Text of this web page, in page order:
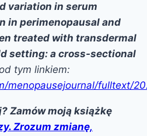
variation in serum
in perimenopausal and
treated with transdermal
setting: a cross-sectional
tym linkiem:
menopausejournal/fulltext/
Zamów moją książkę
Zrozum zmianę,